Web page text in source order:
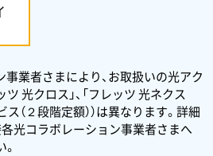
業者さまにより、お取扱いの光アク
ツ 光クロス」、「フレッツ 光ネクス
ス（２段階定額））は異なります。詳細
各光コラボレーション事業者さまへ